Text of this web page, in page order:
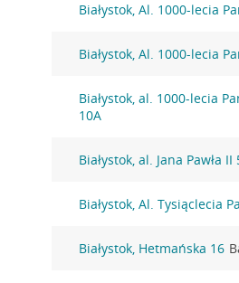
Białystok, Al. 1000-lecia
Białystok, Al. 1000-lecia
Białystok, al. 1000-lecia
10A
Białystok, al. Jana Pawła II
Białystok, Al. Tysiąclecia
Białystok, Hetmańska 16